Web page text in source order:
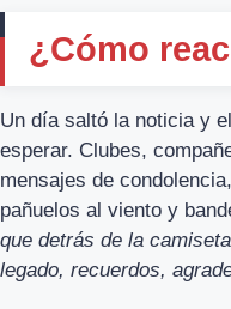
¿Cómo
Un día saltó la noticia y
esperar. Clubes,
mensajes de
pañuelos al viento y
que detrás de la
legado, recuerdos,